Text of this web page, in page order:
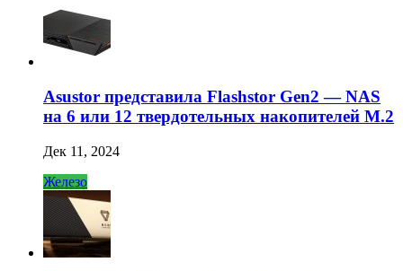
Asustor представила Flashstor Gen2 — NAS
на 6 или 12 твердотельных накопителей M.2
Дек 11, 2024
Железо